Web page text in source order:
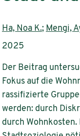
Authors:
Ha, Noa K.; Mengi,
Publication year:
2025
Der Beitrag
Fokus auf die
rassifizierte
werden: durch
durch